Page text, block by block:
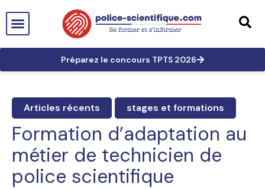
Préparez le concours TPTS 2026
Articles récents stages et formations
Formation d’adaptation au
métier de technicien de
police scientifique